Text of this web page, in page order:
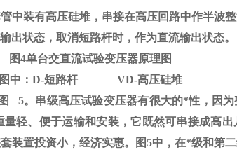
中装有高压硅堆，串接在高压回路中作半波
出状态，取消短路杆时，作为直流输出状态。
图4单台交直流试验变压器原理图
图中： D-短路杆 VD-高压硅堆
5。串级高压试验变压器有很大的*性，因
轻、便于运输和安装，它既然可串接成高
装置投资小，经济实惠。图5中，在*级和第